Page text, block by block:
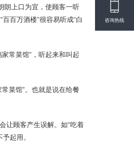
朗上口为宜，使顾客一听
百万酒楼”很容易听成“白
常菜馆”，听起来和叫起
菜馆”。也就是说在给餐
让顾客产生误解。如“吃着
起用。
咨询热线